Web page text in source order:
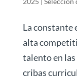
La constante
alta
talento en las
cribas